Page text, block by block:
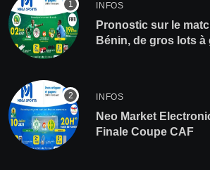
INFOS
Pronostic sur le
Bénin, de gros lots à
INFOS
Neo Market
Finale Coupe CAF